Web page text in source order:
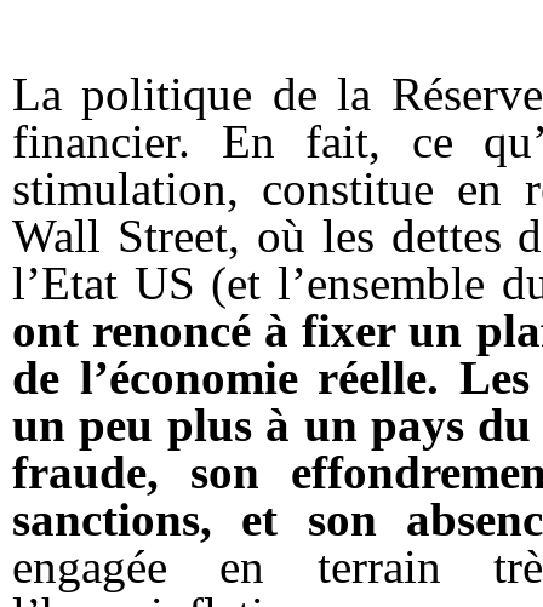
La politique de la
financier. En fait, ce
stimulation, constitue en
Wall Street, où les dettes
l’Etat US (et l’ensemble
ont renoncé à fixer un
de l’économieréelle. Les
un peu plus à un pays du
fraude, son
sanctions, et son
engagée en terrain